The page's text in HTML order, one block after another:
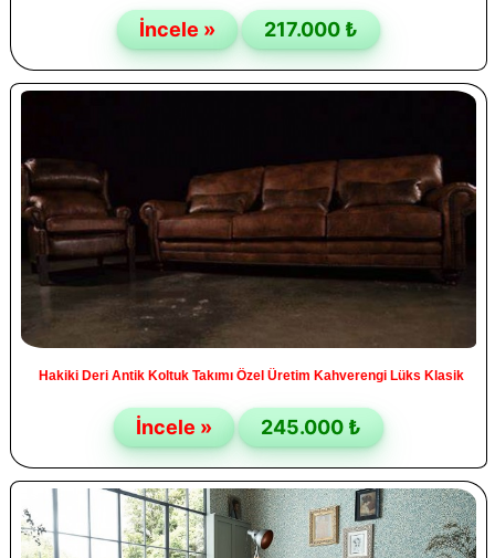
İncele » 217.000 ₺
Hakiki Deri Antik Koltuk Takımı Özel Üretim Kahverengi Lüks Klasik
İncele » 245.000 ₺